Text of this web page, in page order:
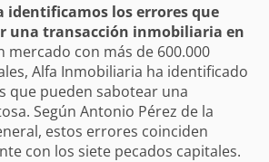
los errores que
una transacción inmobiliaria en
mercado con más de 600.000
Alfa Inmobiliaria ha identificado
que pueden sabotear una
Según Antonio Pérez de la
estos errores coinciden
con los siete pecados capitales.